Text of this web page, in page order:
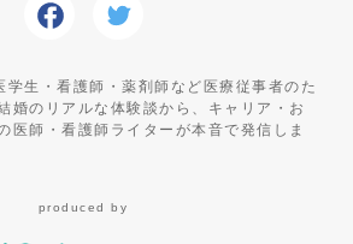
生・看護師・薬剤師など医療従事者のた
婚のリアルな体験談から、キャリア・お
医師・看護師ライターが本音で発信しま
produced by